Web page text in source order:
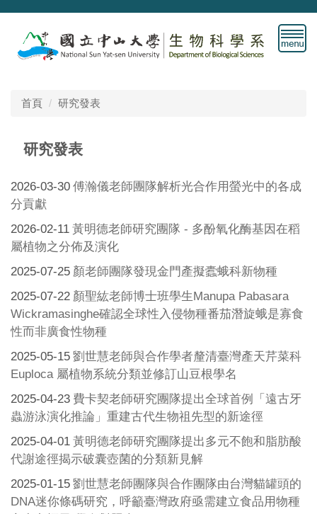
跳
首頁 研究發表
研究發表
2026-03-30 傅瀚儀老師團隊解析光合作用螢光中的各成
分貢獻
2026-02-11 黃明德老師研究團隊 - 多酚氧化酶基因在稻
屬植物之分佈及演化
2025-07-25 顏老師團隊發現金門產擬蠹蛾科新物種
2025-07-22 顏聖紘老師博士班學生Manupa Pabasara
Wickramasinghe確認全球性入侵物種番茄潛旋蛾是寡食
性而非廣食性物種
2025-05-15 劉世慧老師與合作學者釐清臺灣產天芹菜科
Euploca 屬植物系統分類並修訂山豆根學名
2025-04-23 費卡契老師研究團隊提出全球首例「遠古牙
蟲游泳演化推論」重建古代生物祖先型的新途徑
2025-04-01 黃明德老師研究團隊提出多元不飽和脂肪酸
代謝途徑揭示破囊壺菌的分類新見解
2025-01-15 劉世慧老師團隊與合作團隊由台灣貓罐頭的
DNA迷你條碼研究，呼籲臺灣政府亟需建立食品用物種